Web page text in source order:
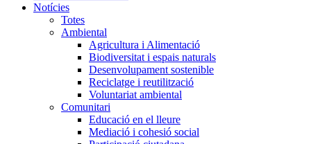
Navegació
principal
Notícies
Totes
Ambiental
Agricultura i Alimentació
Biodiversitat i espais naturals
Desenvolupament sostenible
Reciclatge i reutilització
Voluntariat ambiental
Comunitari
Educació en el lleure
Mediació i cohesió social